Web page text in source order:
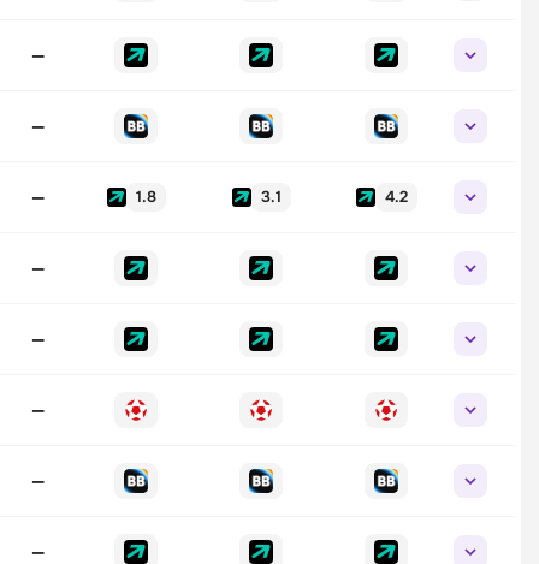
—
—
— 1.8 3.1 4.2
—
—
—
—
—